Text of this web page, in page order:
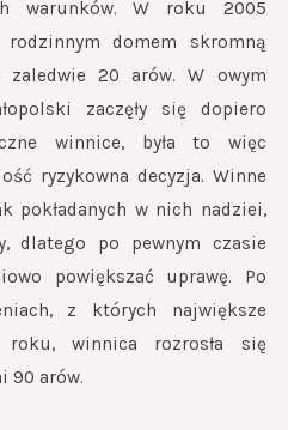
warunków. W roku 2005
domem skromną
20 arów. W owym
zaczęły się dopiero
winnice, była to więc
ryzykowna decyzja. Winne
pokładanych w nich nadziei,
dlatego po pewnym czasie
powiększać uprawę. Po
z których największe
winnica rozrosła się
90 arów.